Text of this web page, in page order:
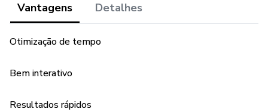
Vantagens Detalhes
Otimização de tempo
Bem interativo
Resultados rápidos